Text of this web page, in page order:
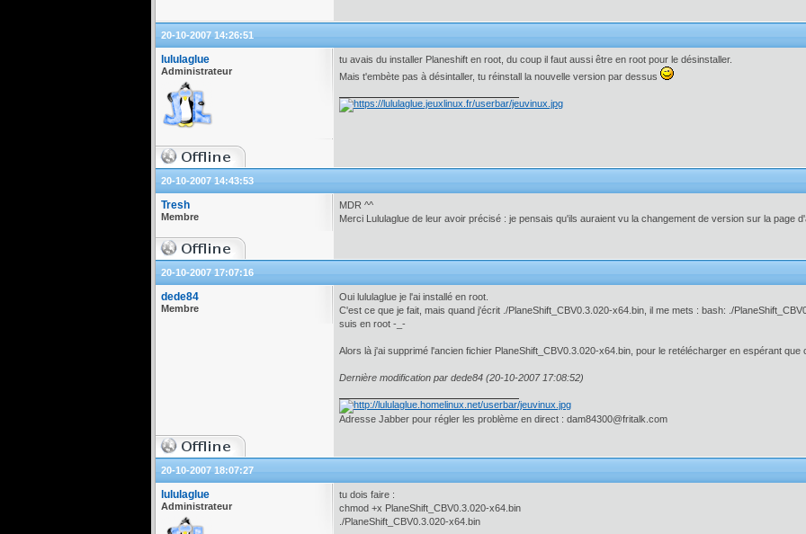
20-10-2007 14:26:51
lululaglue
Administrateur
tu avais du installer Planeshift en root, du coup il faut aussi être en root pour le désinstaller.
Mais t'embète pas à désintaller, tu réinstall la nouvelle version par dessus
20-10-2007 14:43:53
Tresh
Membre
MDR ^^
Merci Lululaglue de leur avoir précisé : je pensais qu'ils auraient vu la changement de version sur la page
20-10-2007 17:07:16
dede84
Membre
Oui lululaglue je l'ai installé en root.
C'est ce que je fait, mais quand j'écrit ./PlaneShift_CBV0.3.020-x64.bin, il me mets : bash: ./
suis en root -_-
Alors là j'ai supprimé l'ancien fichier PlaneShift_CBV0.3.020-x64.bin, pour le retélécharger en espérant que
Dernière modification par dede84 (20-10-2007 17:08:52)
Adresse Jabber pour régler les problème en direct : dam84300@fritalk.com
20-10-2007 18:07:27
lululaglue
Administrateur
tu dois faire :
chmod +x PlaneShift_CBV0.3.020-x64.bin
./PlaneShift_CBV0.3.020-x64.bin